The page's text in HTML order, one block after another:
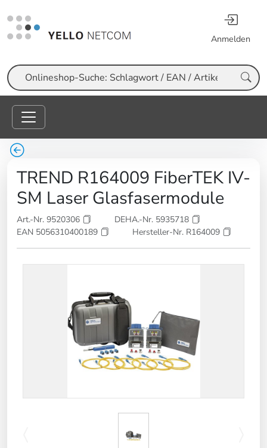
Anmelden
Suche
TREND R164009 FiberTEK IV-
SM Laser Glasfasermodule
Art.-Nr. 9520306
DEHA.-Nr. 5935718
EAN 5056310400189
Hersteller-Nr. R164009